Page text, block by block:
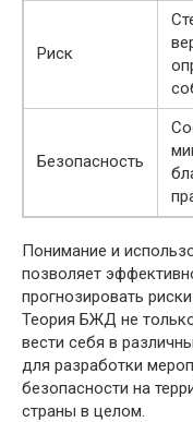
Риск
Безопасность
Понимание и
позволяет
прогнозировать
Теория БЖД не
вести себя в
для разработки
безопасности на
страны в целом.